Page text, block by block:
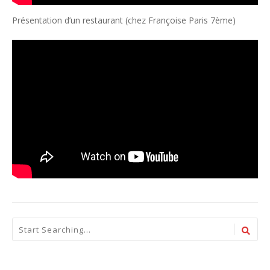
Présentation d’un restaurant (chez Françoise Paris 7ème)